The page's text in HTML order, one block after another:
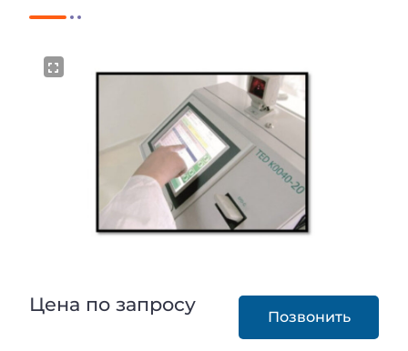
Цена по запросу
Позвонить